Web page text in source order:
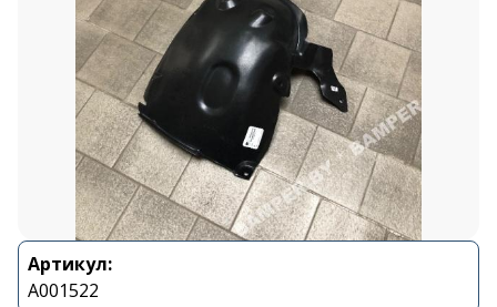
Артикул:
A001522